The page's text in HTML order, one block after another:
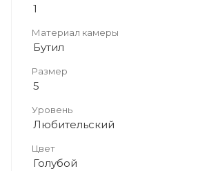
1
Материал камеры
Бутил
Размер
5
Уровень
Любительский
Цвет
Голубой